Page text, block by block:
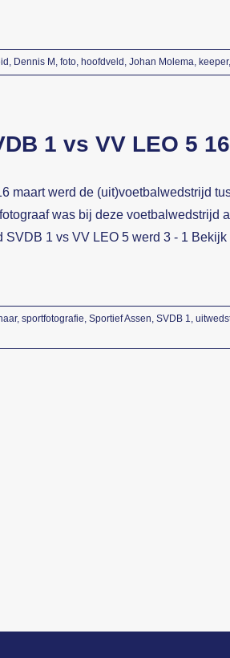
Dennis M foto, hoofdveld Johan Molema keeper,
1 vs VV LEO 5
maart werd de (uit)voetbalwedstrijd
was bij deze voetbalwedstrijd
SVDB 1 vs VV LEO 5 werd 3 - 1
, sportfotografie Sportief Assen SVDB 1